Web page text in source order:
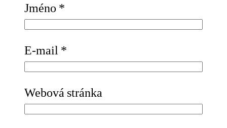
Jméno *
E-mail *
Webová stránka